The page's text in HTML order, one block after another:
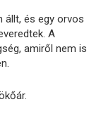
állt, és egy orvos
A
amiről nem is